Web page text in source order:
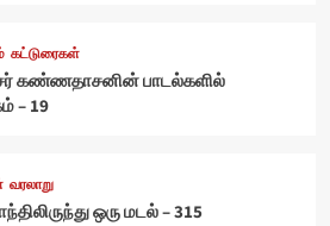
கட்டுரைகள்
கண்ணதாசனின் பாடல்களில்
– 19
வரலாறு
ஒரு மடல் – 315